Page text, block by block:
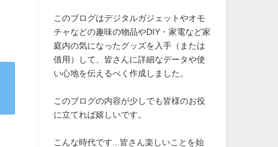
このブログはデジタルガジェットやオモ
チャなどの趣味の物品やDIY・家電など家
庭内の気になったグッズを入手（または
借用）して、皆さんに詳細なデータや使
い心地を伝えるべく作成しました。
このブログの内容が少しでも皆様のお役
に立てれば嬉しいです。
こんな時代です...皆さん楽しいことを始